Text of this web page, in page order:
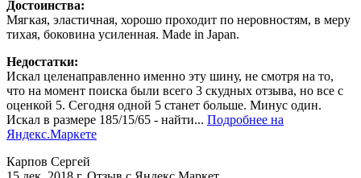
Достоинства:
Мягкая, эластичная, хорошо проходит по неровностям, в меру
тихая, боковина усиленная. Made in Japan.
Недостатки:
Искал целенаправленно именно эту шину, не смотря на то,
что на момент поиска были всего 3 скудных отзыва, но все с
оценкой 5. Сегодня одной 5 станет больше. Минус один.
Искал в размере 185/15/65 - найти... Подробнее на
Яндекс.Маркете
Карпов Сергей